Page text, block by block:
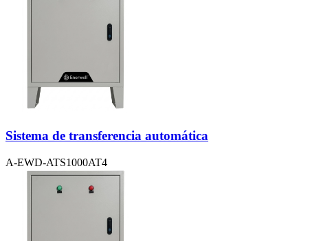
Sistema de transferencia automática
A-EWD-ATS1000AT4